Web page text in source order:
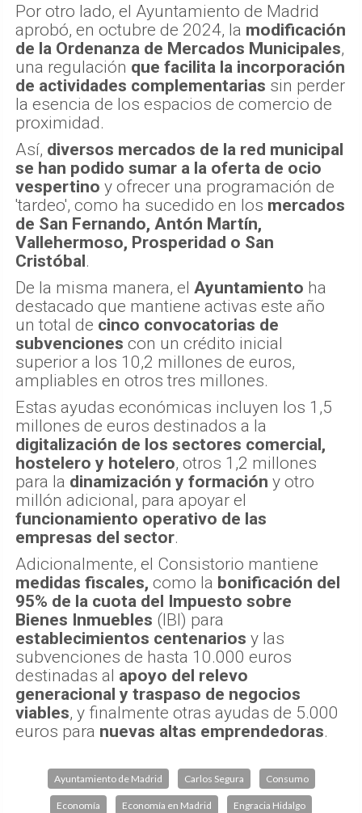
Por otro lado, el Ayuntamiento de Madrid
aprobó, en octubre de 2024, la modificación
de la Ordenanza de Mercados Municipales,
una regulación que facilita la incorporación
de actividades complementarias sin perder
la esencia de los espacios de comercio de
proximidad.
Así, diversos mercados de la red municipal
se han podido sumar a la oferta de ocio
vespertino y ofrecer una programación de
'tardeo', como ha sucedido en los mercados
de San Fernando, Antón Martín,
Vallehermoso, Prosperidad o San
Cristóbal.
De la misma manera, el Ayuntamiento ha
destacado que mantiene activas este año
un total de cinco convocatorias de
subvenciones con un crédito inicial
superior a los 10,2 millones de euros,
ampliables en otros tres millones.
Estas ayudas económicas incluyen los 1,5
millones de euros destinados a la
digitalización de los sectores comercial,
hostelero y hotelero, otros 1,2 millones
para la dinamización y formación y otro
millón adicional, para apoyar el
funcionamiento operativo de las
empresas del sector.
Adicionalmente, el Consistorio mantiene
medidas fiscales, como la bonificación del
95% de la cuota del Impuesto sobre
Bienes Inmuebles (IBI) para
establecimientos centenarios y las
subvenciones de hasta 10.000 euros
destinadas al apoyo del relevo
generacional y traspaso de negocios
viables, y finalmente otras ayudas de 5.000
euros para nuevas altas emprendedoras.
Ayuntamiento de Madrid Carlos Segura Consumo
Economía Economía en Madrid Engracia Hidalgo